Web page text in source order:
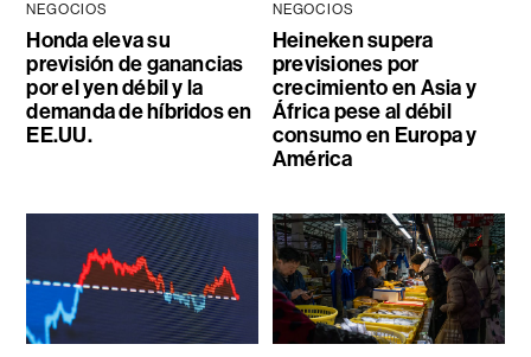
NEGOCIOS
Honda eleva su
previsión de ganancias
por el yen débil y la
demanda de híbridos en
EE.UU.
NEGOCIOS
Heineken supera
previsiones por
crecimiento en Asia y
África pese al débil
consumo en Europa y
América